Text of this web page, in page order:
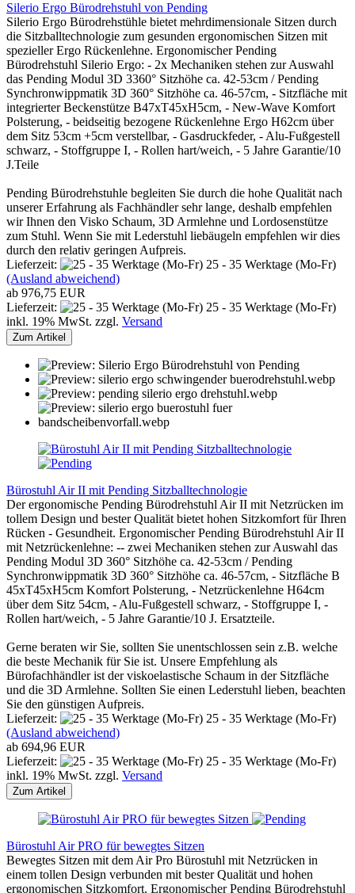
Silerio Ergo Bürodrehstuhl von Pending
Silerio Ergo Bürodrehstühle bietet mehrdimensionale Sitzen durch
die Sitzballtechnologie zum gesunden ergonomischen Sitzen mit
spezieller Ergo Rückenlehne. Ergonomischer Pending
Bürodrehstuhl Silerio Ergo: - 2x Mechaniken stehen zur Auswahl
das Pending Modul 3D 3360° Sitzhöhe ca. 42-53cm / Pending
Synchronwippmatik 3D 360° Sitzhöhe ca. 46-57cm, - Sitzfläche mit
integrierter Beckenstütze B47xT45xH5cm, - New-Wave Komfort
Polsterung, - beidseitig bezogene Rückenlehne Ergo H62cm über
dem Sitz 53cm +5cm verstellbar, - Gasdruckfeder, - Alu-Fußgestell
schwarz, - Stoffgruppe I, - Rollen hart/weich, - 5 Jahre Garantie/10
J.Teile
Pending Bürodrehstuhle begleiten Sie durch die hohe Qualität nach
unserer Erfahrung als Fachhändler sehr lange, deshalb empfehlen
wir Ihnen den Visko Schaum, 3D Armlehne und Lordosenstütze
zum Stuhl. Wenn Sie mit Lederstuhl liebäugeln empfehlen wir dies
durch den relativ geringen Aufpreis.
Lieferzeit:
25 - 35 Werktage (Mo-Fr)
(Ausland abweichend)
ab 976,75 EUR
Lieferzeit:
25 - 35 Werktage (Mo-Fr)
inkl. 19% MwSt. zzgl. Versand
Zum Artikel
Bürostuhl Air II mit Pending Sitzballtechnologie
Der ergonomische Pending Bürodrehstuhl Air II mit Netzrücken im
tollem Design und bester Qualität bietet hohen Sitzkomfort für Ihren
Rücken - Gesundheit. Ergonomischer Pending Bürodrehstuhl Air II
mit Netzrückenlehne: -- zwei Mechaniken stehen zur Auswahl das
Pending Modul 3D 360° Sitzhöhe ca. 42-53cm / Pending
Synchronwippmatik 3D 360° Sitzhöhe ca. 46-57cm, - Sitzfläche B
45xT45xH5cm Komfort Polsterung, - Netzrückenlehne H64cm
über dem Sitz 54cm, - Alu-Fußgestell schwarz, - Stoffgruppe I, -
Rollen hart/weich, - 5 Jahre Garantie/10 J. Ersatzteile.
Gerne beraten wir Sie, sollten Sie unentschlossen sein z.B. welche
die beste Mechanik für Sie ist. Unsere Empfehlung als
Bürofachhändler ist der viskoelastische Schaum in der Sitzfläche
und die 3D Armlehne. Sollten Sie einen Lederstuhl lieben, beachten
Sie den günstigen Aufpreis.
Lieferzeit:
25 - 35 Werktage (Mo-Fr)
(Ausland abweichend)
ab 694,96 EUR
Lieferzeit:
25 - 35 Werktage (Mo-Fr)
inkl. 19% MwSt. zzgl. Versand
Zum Artikel
Bürostuhl Air PRO für bewegtes Sitzen
Bewegtes Sitzen mit dem Air Pro Bürostuhl mit Netzrücken in
einem tollen Design verbunden mit bester Qualität und hohen
ergonomischen Sitzkomfort. Ergonomischer Pending Bürodrehstuhl